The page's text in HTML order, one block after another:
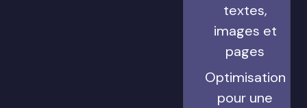
textes,
images et
pages
Optimisation
pour une